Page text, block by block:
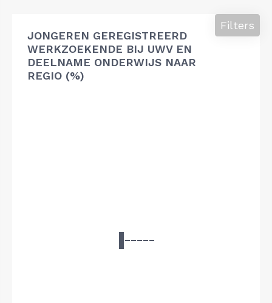
JONGEREN GEREGISTREERD
WERKZOEKENDE BIJ UWV EN
DEELNAME ONDERWIJS NAAR
REGIO (%)
Filters